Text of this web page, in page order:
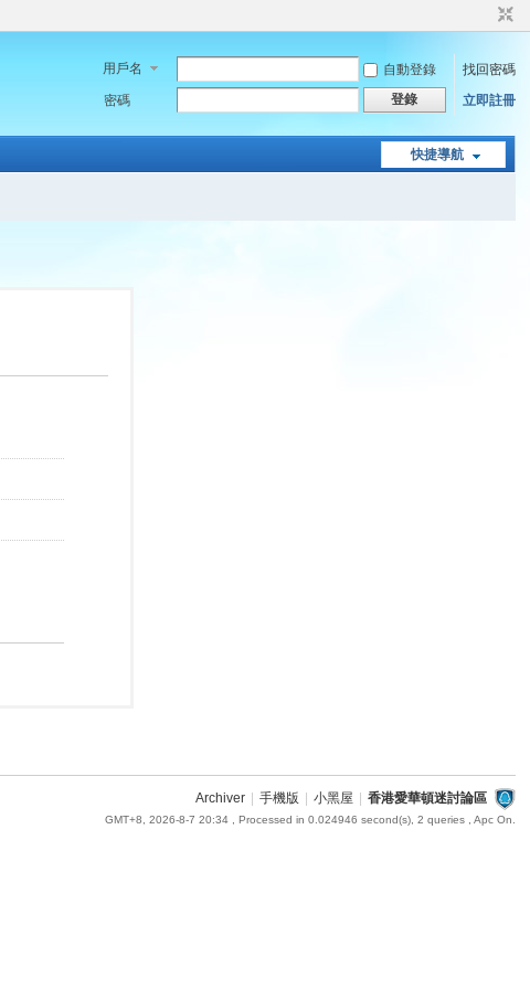
用戶名 自動登錄
找回密碼
密碼
登錄 立即註冊
快捷導航
Archiver 手機版 小黑屋 香港愛華頓迷討論區
GMT+8, 2026-8-7 20:34, Processed in 0.024946 second(s), 2 queries , Apc On.